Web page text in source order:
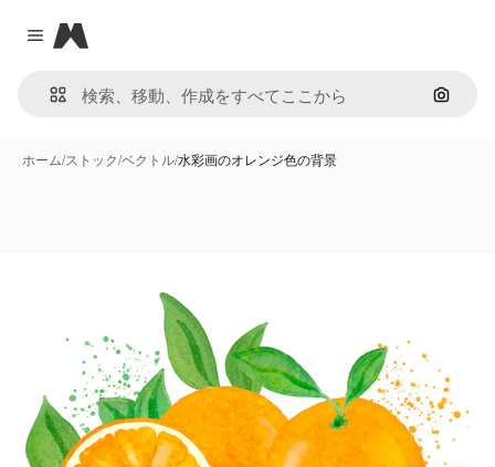
Close menu
Magnific
画像で
ホーム/ストック/ベクトル/水彩画のオレンジ色の背景